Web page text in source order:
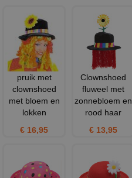
pruik met
clownshoed
met bloem en
lokken
€ 16,95
Clownshoed
fluweel met
zonnebloem en
rood haar
€ 13,95